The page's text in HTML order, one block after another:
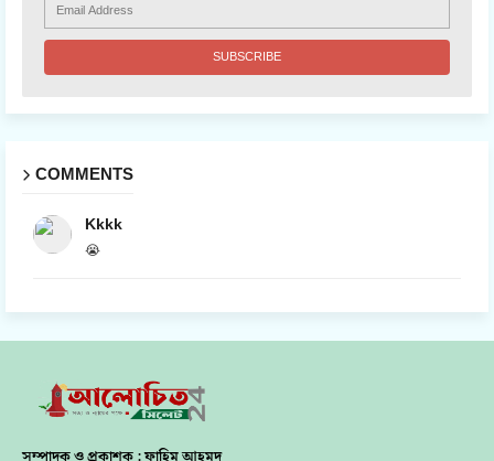
COMMENTS
Kkkk
😭